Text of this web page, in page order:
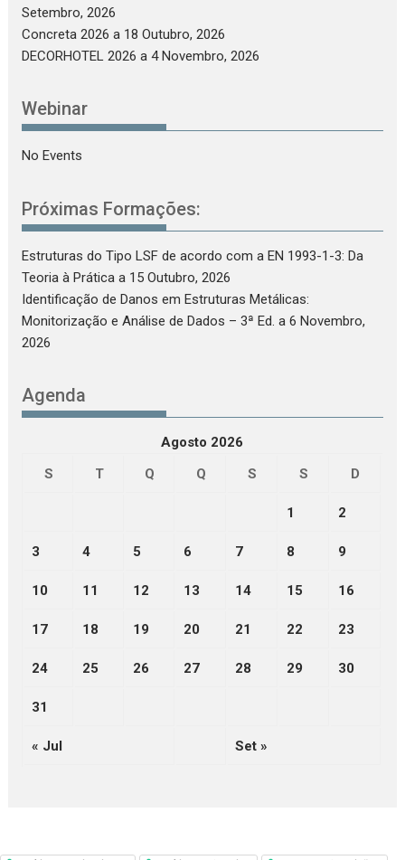
Setembro, 2026
Concreta 2026 a 18 Outubro, 2026
DECORHOTEL 2026 a 4 Novembro, 2026
Webinar
No Events
Próximas Formações:
Estruturas do Tipo LSF de acordo com a EN 1993-1-3: Da
Teoria à Prática a 15 Outubro, 2026
Identificação de Danos em Estruturas Metálicas:
Monitorização e Análise de Dados – 3ª Ed. a 6 Novembro,
2026
Agenda
Agosto 2026
S
T Q Q S S D
1 2
3 4 5 6 7 8 9
10 11 12 13 14 15 16
17 18 19 20 21 22 23
24 25 26 27 28 29 30
31
« Jul Set »